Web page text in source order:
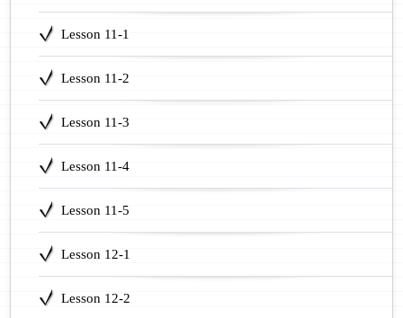
Lesson 11-1
Lesson 11-2
Lesson 11-3
Lesson 11-4
Lesson 11-5
Lesson 12-1
Lesson 12-2